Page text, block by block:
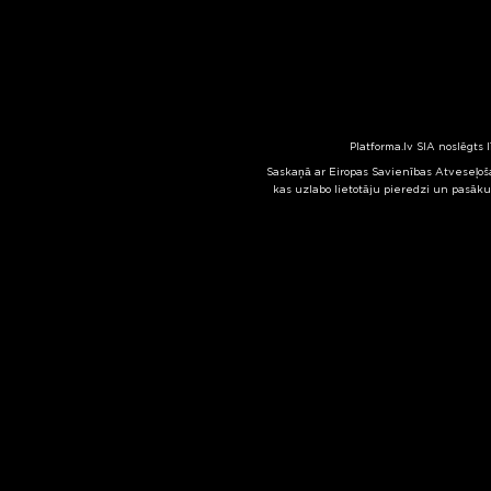
Platforma.lv SIA noslēgts
Saskaņā ar Eiropas Savienības
kas uzlabo lietotāju pieredzi un